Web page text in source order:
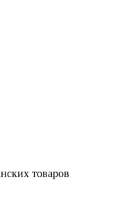
товаров